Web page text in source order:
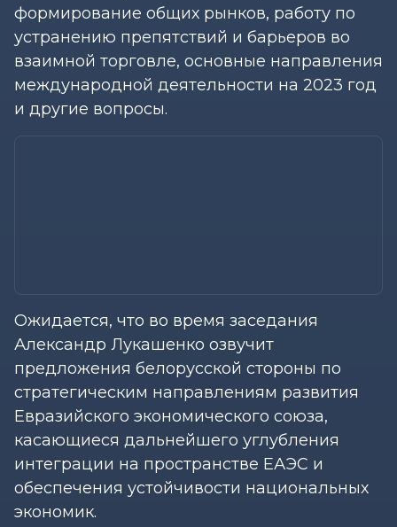
формирование общих рынков, работу по
устранению препятствий и барьеров во
взаимной торговле, основные направления
международной деятельности на 2023 год
и другие вопросы.
Ожидается, что во время заседания
Александр Лукашенко озвучит
предложения белорусской стороны по
стратегическим направлениям развития
Евразийского экономического союза,
касающиеся дальнейшего углубления
интеграции на пространстве ЕАЭС и
обеспечения устойчивости национальных
экономик.